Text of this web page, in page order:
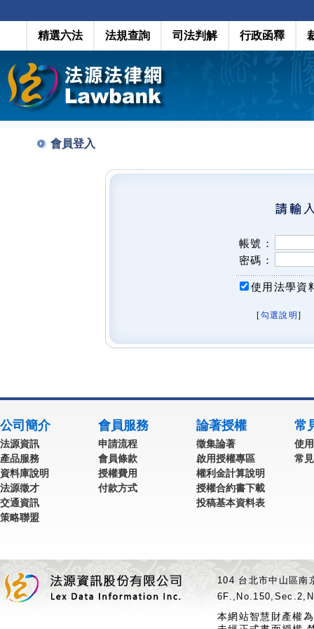
精選六法 法規查詢 司法判解 行政函釋
會員登入
帳號：
密碼：
使用法學資
[勾選說明 ]
公司簡介
法源資訊
產品服務
資料庫說明
法源徵才
交通資訊
策略聯盟
會員服務
申請流程
會員條款
授權費用
付款方式
論著授權
徵集論著
啟用授權專區
權利金計算說明
授權合約書下載
投稿基本資料表
常
使
常
104 台北市中山區
本網站智慧財產權